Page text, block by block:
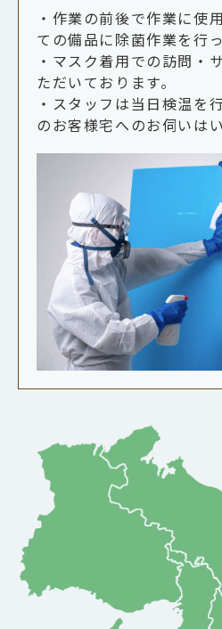
・作業の前後で作業に使
ての備品に除菌作業を行っ
・マスク着用での訪問・
ただいております。
・スタッフは当日検温を
のお客様宅へのお伺いは